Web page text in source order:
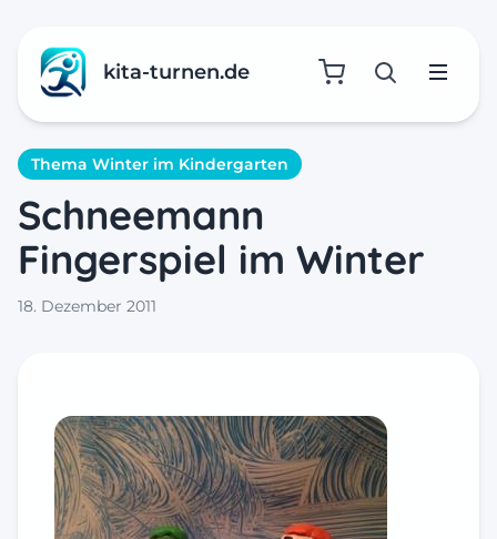
kita-turnen.de SucheMenü
Thema Winter im Kindergarten
Schneemann
Fingerspiel im Winter
18. Dezember 2011